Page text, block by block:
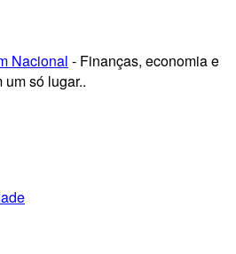
Nacional - Finanças, economia e
só lugar..